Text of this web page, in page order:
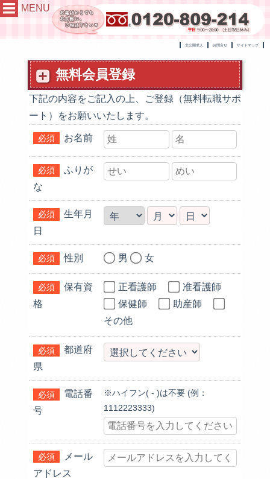
MENU
非公開求人 お問合せ サイトマップ
無料会員登録
下記の内容をご記入の上、ご登録（無料転職サポ
ート）をお願いいたします。
必須 お名前
必須
ふりが
な
必須
生年月
日
必須 性別 男 女
必須
保有資
格
正看護師
准看護師
保健師
助産師
その他
必須
都道府
県
必須
電話番
号
※ハイフン( - )は不要 (例：
1112223333)
必須
メール
アドレス